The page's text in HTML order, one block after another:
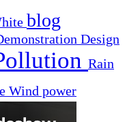
blog
Design
Rain
Wind power